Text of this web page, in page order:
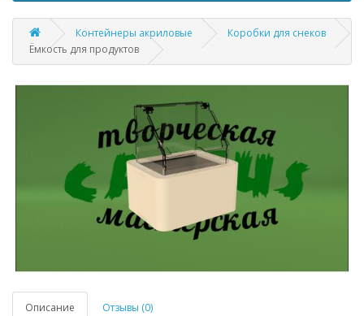
Контейнеры акриловые
Коробки для снеков
Ёмкость для продуктов
Описание Отзывы (0)